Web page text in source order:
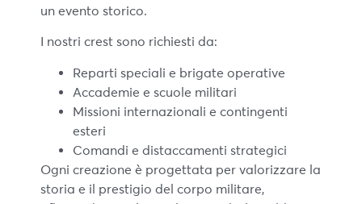
un evento storico.
I nostri crest sono richiesti da:
Reparti speciali e brigate operative
Accademie e scuole militari
Missioni internazionali e contingenti
esteri
Comandi e distaccamenti strategici
Ogni creazione è progettata per valorizzare la
storia e il prestigio del corpo militare,